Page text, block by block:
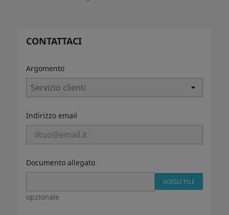
CONTATTACI
Argomento
Indirizzo email
Documento allegato
SCEGLI FILE
opzionale